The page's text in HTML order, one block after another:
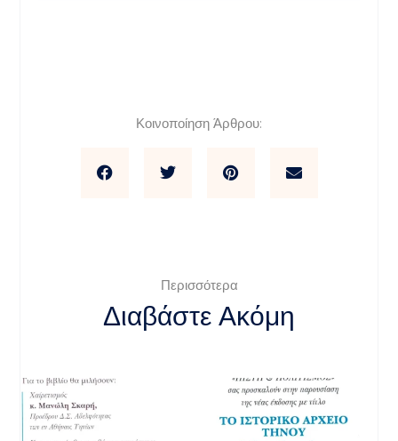
Κοινοποίηση Άρθρου:
Περισσότερα
Διαβάστε Ακόμη